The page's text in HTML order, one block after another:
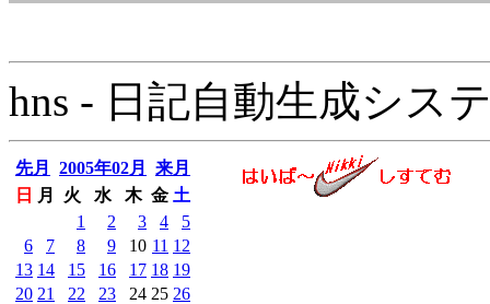
hns - 日記自動生成シス
先月 2005年02月
来月
日
月 火 水 木 金 土
1
2 3 4
5
6
7 8 9 10 11 12
13 14 15 16 17 18 19
20 21 22 23 24 25 26